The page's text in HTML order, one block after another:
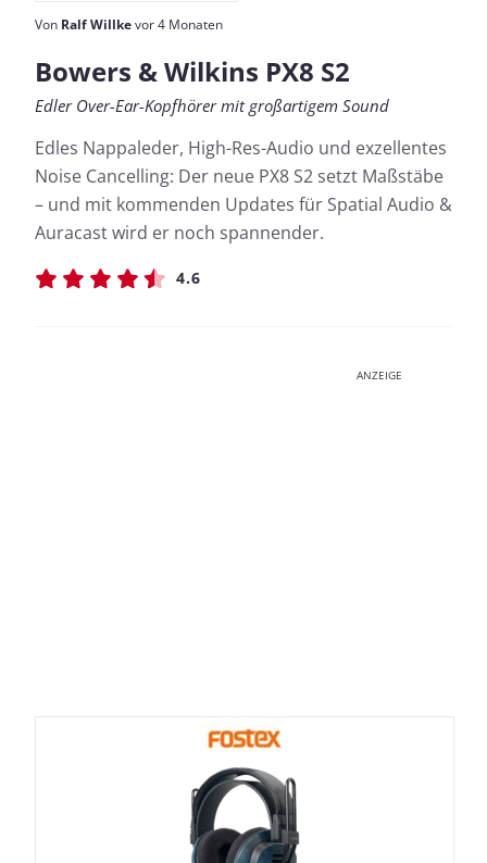
Von Ralf Willkevor 4 Monaten
Bowers & Wilkins PX8 S2
Edler Over-Ear-Kopfhörer mit großartigem Sound
Edles Nappaleder, High-Res-Audio und exzellentes
Noise Cancelling: Der neue PX8 S2 setzt Maßstäbe
– und mit kommenden Updates für Spatial Audio &
Auracast wird er noch spannender.
4.6
ANZEIGE